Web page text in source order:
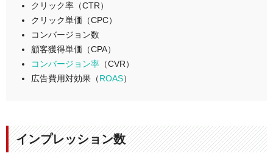
クリック率（CTR）
クリック単価（CPC）
コンバージョン数
顧客獲得単価（CPA）
コンバージョン率（CVR）
広告費用対効果（ROAS）
インプレッション数